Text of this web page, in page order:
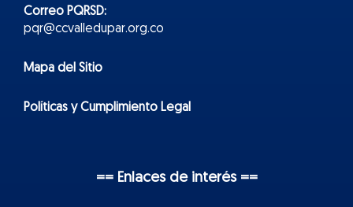
Correo PQRSD:
pqr@ccvalledupar.org.co
Mapa del Sitio
Políticas y Cumplimiento Legal
== Enlaces de interés ==